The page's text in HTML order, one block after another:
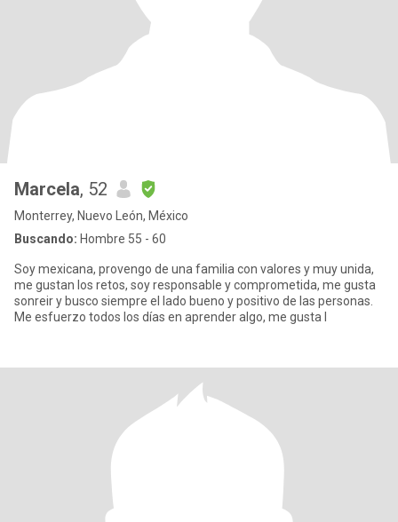
Marcela, 52
Monterrey, Nuevo León, México
Buscando: Hombre 55 - 60
Soy mexicana, provengo de una familia con valores y muy unida,
me gustan los retos, soy responsable y comprometida, me gusta
sonreir y busco siempre el lado bueno y positivo de las personas.
Me esfuerzo todos los días en aprender algo, me gusta l